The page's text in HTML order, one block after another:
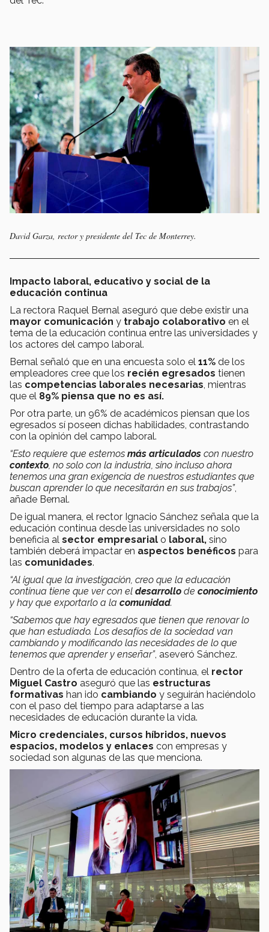
David Garza, rector y presidente del Tec de Monterrey.
Impacto laboral, educativo y social de la
educación continua
La rectora Raquel Bernal aseguró que debe existir una
mayor comunicación y trabajo colaborativo en el
tema de la educación continua entre las universidades y
los actores del campo laboral.
Bernal señaló que en una encuesta solo el 11% de los
empleadores cree que los recién egresados tienen
las competencias laborales necesarias, mientras
que el 89% piensa que no es así.
Por otra parte, un 96% de académicos piensan que los
egresados sí poseen dichas habilidades, contrastando
con la opinión del campo laboral.
“Esto requiere que estemos más articulados con nuestro
contexto, no solo con la industria, sino incluso ahora
tenemos una gran exigencia de nuestros estudiantes que
buscan aprender lo que necesitarán en sus trabajos”,
añade Bernal.
De igual manera, el rector Ignacio Sánchez señala que la
educación continua desde las universidades no solo
beneficia al sector empresarial o laboral, sino
también deberá impactar en aspectos benéficos para
las comunidades.
“Al igual que la investigación, creo que la educación
continua tiene que ver con el desarrollo de conocimiento
y hay que exportarlo a la comunidad.
“Sabemos que hay egresados que tienen que renovar lo
que han estudiado. Los desafíos de la sociedad van
cambiando y modificando las necesidades de lo que
tenemos que aprender y enseñar”, aseveró Sánchez.
Dentro de la oferta de educación continua, el rector
Miguel Castro aseguró que las estructuras
formativas han ido cambiando y seguirán haciéndolo
con el paso del tiempo para adaptarse a las
necesidades de educación durante la vida.
Micro credenciales, cursos híbridos, nuevos
espacios, modelos y enlaces con empresas y
sociedad son algunas de las que menciona.